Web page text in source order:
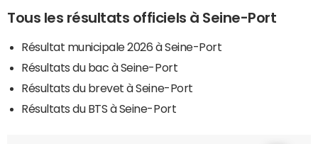
Tous les résultats officiels à Seine-Port
Résultat municipale 2026 à Seine-Port
Résultats du bac à Seine-Port
Résultats du brevet à Seine-Port
Résultats du BTS à Seine-Port